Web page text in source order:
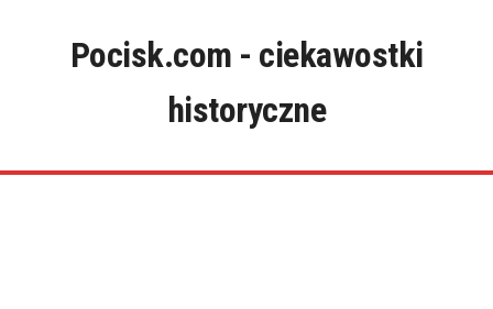
Pocisk.com - ciekawostki
historyczne